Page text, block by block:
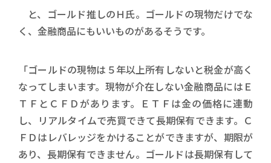
と、ゴールド推しのＨ氏。ゴールドの現物だけでな
く、金融商品にもいいものがあるそうです。
「ゴールドの現物は５年以上所有しないと税金が高く
なってしまいます。現物が介在しない金融商品にはＥ
ＴＦとＣＦＤがあります。ＥＴＦは金の価格に連動
し、リアルタイムで売買できて長期保有できます。Ｃ
ＦＤはレバレッジをかけることができますが、期限が
あり、長期保有できません。ゴールドは長期保有して